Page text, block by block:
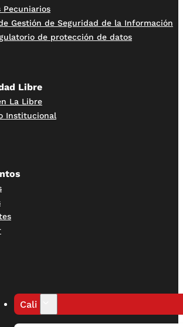
Pecuniarios
Gestión de Seguridad de la Información
de protección de datos
Libre
La Libre
Institucional
Cali